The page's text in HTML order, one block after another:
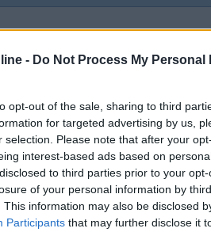
- Do Not Process My Personal
opt-out of the sale, sharing to third
for targeted advertising by us,
selection. Please note that after your
interest-based ads based on
to third parties prior to your
of your personal information by
This information may also be disclosed
Participants that may further disclose it
10/2010, quindi stessa famiglia, ma con
...
...questi modelli di camper li
e frigo grande) intorno ai 35?